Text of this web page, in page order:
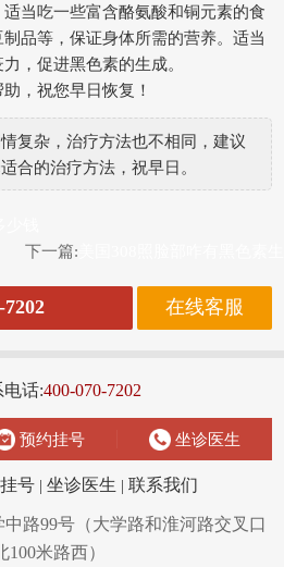
当吃一些富含酪氨酸和铜元素的食
品等，保证身体所需的营养。适当
，促进黑色素的生成。
，祝您早日恢复！
复杂，治疗方法也不相同，建议
合的治疗方法，祝早日。
下一篇:
7202 在线客服
电话:400-070-7202
预约挂号 坐诊医生
号| 坐诊医生 | 联系我们
路99号（大学路和淮河路交叉口
100米路西）